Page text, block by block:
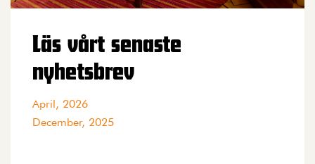
Läs vårt senaste
nyhetsbrev
April, 2026
December, 2025